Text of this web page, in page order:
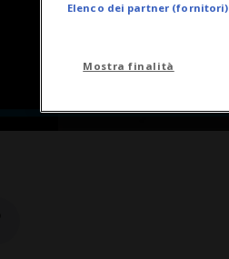
Elenco dei partner (fornitori)
Mostra finalità